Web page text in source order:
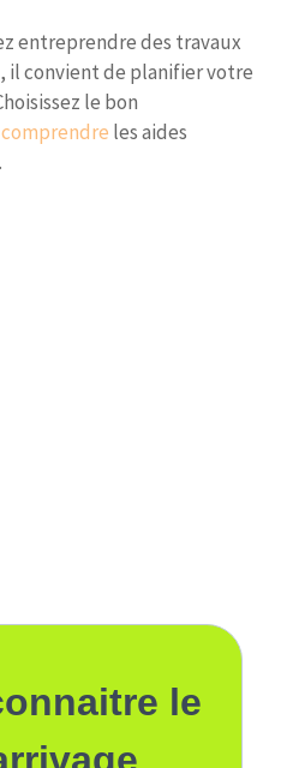
entreprendre des travaux
il convient de planifier votre
le bon
comprendre les aides
le